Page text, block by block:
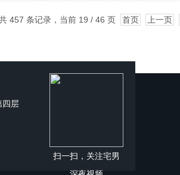
457 条记录，当前 19 / 46 页 首页 上一页
四层
扫一扫，关注宅男